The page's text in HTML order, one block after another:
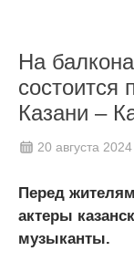
На
состоится
Казани –
20 августа 2024
Перед
актеры
музыканты.